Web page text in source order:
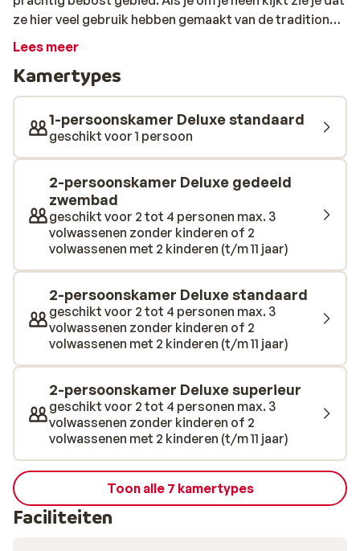
ze hier veel gebruik hebben gemaakt van de traditionele
Turkse architectuur. Je kunt heerlijk dineren in één van
internationale gerechten serveren. Alle hotelkamers
zijn zeer comfortabel en luxe ingericht. Hotel Gural
Premier Belek is een heerlijk vakantieadres voor zowel
jong als oud. Voor een zon, zee en strandvakantie zit je
hier helemaal goed, want er is een heerlijk zwembad en
je staat zo op het strand. Maar ook wanneer je juist
gebruik wilt maken van diverse faciliteiten zit je hier
perfect! Er is namelijk van alles te beleven. Zo heb je tal
van sportieve faciliteiten zoals een tennisbaan,
beachvolleybal, tafeltennistafels, noem het maar op!
Ook kan je hier verschillende (tegen betaling)
watersporten beoefenen. Er is een gameroom en de
kids kunnen hun geluk niet op met het fantastische
bijbehorende aquapark. Het aquapark heeft 27
spectaculaire glijbanen voor jong en oud. Ook zijn er
verschillende zwembaden en is er voor de kleintjes een
piratenschip met allerlei glijbanen. Een onvergetelijke
vakantie beleef je in Hotel Gural Premier Belek.
Lees meer
Kamertypes
1-persoonskamer Deluxe standaard
geschikt voor 1 persoon
2-persoonskamer Deluxe gedeeld
zwembad
geschikt voor 2 tot 4 personen max. 3
volwassenen zonder kinderen of 2
volwassenen met 2 kinderen (t/m 11 jaar)
2-persoonskamer Deluxe standaard
geschikt voor 2 tot 4 personen max. 3
volwassenen zonder kinderen of 2
volwassenen met 2 kinderen (t/m 11 jaar)
2-persoonskamer Deluxe superieur
geschikt voor 2 tot 4 personen max. 3
volwassenen zonder kinderen of 2
volwassenen met 2 kinderen (t/m 11 jaar)
Toon alle 7 kamertypes
Faciliteiten